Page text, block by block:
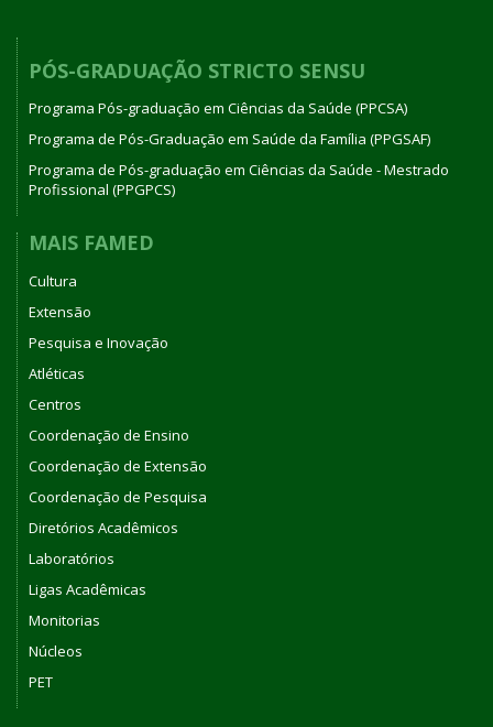
PÓS-GRADUAÇÃO STRICTO SENSU
Programa Pós-graduação em Ciências da Saúde (PPCSA)
Programa de Pós-Graduação em Saúde da Família (PPGSAF)
Programa de Pós-graduação em Ciências da Saúde - Mestrado
Profissional (PPGPCS)
MAIS FAMED
Cultura
Extensão
Pesquisa e Inovação
Atléticas
Centros
Coordenação de Ensino
Coordenação de Extensão
Coordenação de Pesquisa
Diretórios Acadêmicos
Laboratórios
Ligas Acadêmicas
Monitorias
Núcleos
PET